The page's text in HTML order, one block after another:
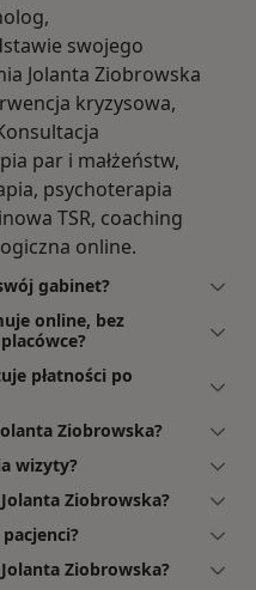
swojego
Jolanta Ziobrowska
kryzysowa,
par i małżeństw,
psychoterapia
TSR, coaching
online.
gabinet?
online, bez
płatności po
Ziobrowska?
wizyty?
Ziobrowska?
Ziobrowska?